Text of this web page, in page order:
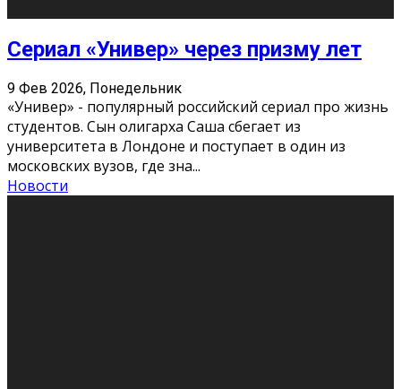
Сериал «Универ» через призму лет
9 Фев 2026, Понедельник
«Универ» - популярный российский сериал про жизнь
студентов. Сын олигарха Саша сбегает из
университета в Лондоне и поступает в один из
московских вузов, где зна...
Новости